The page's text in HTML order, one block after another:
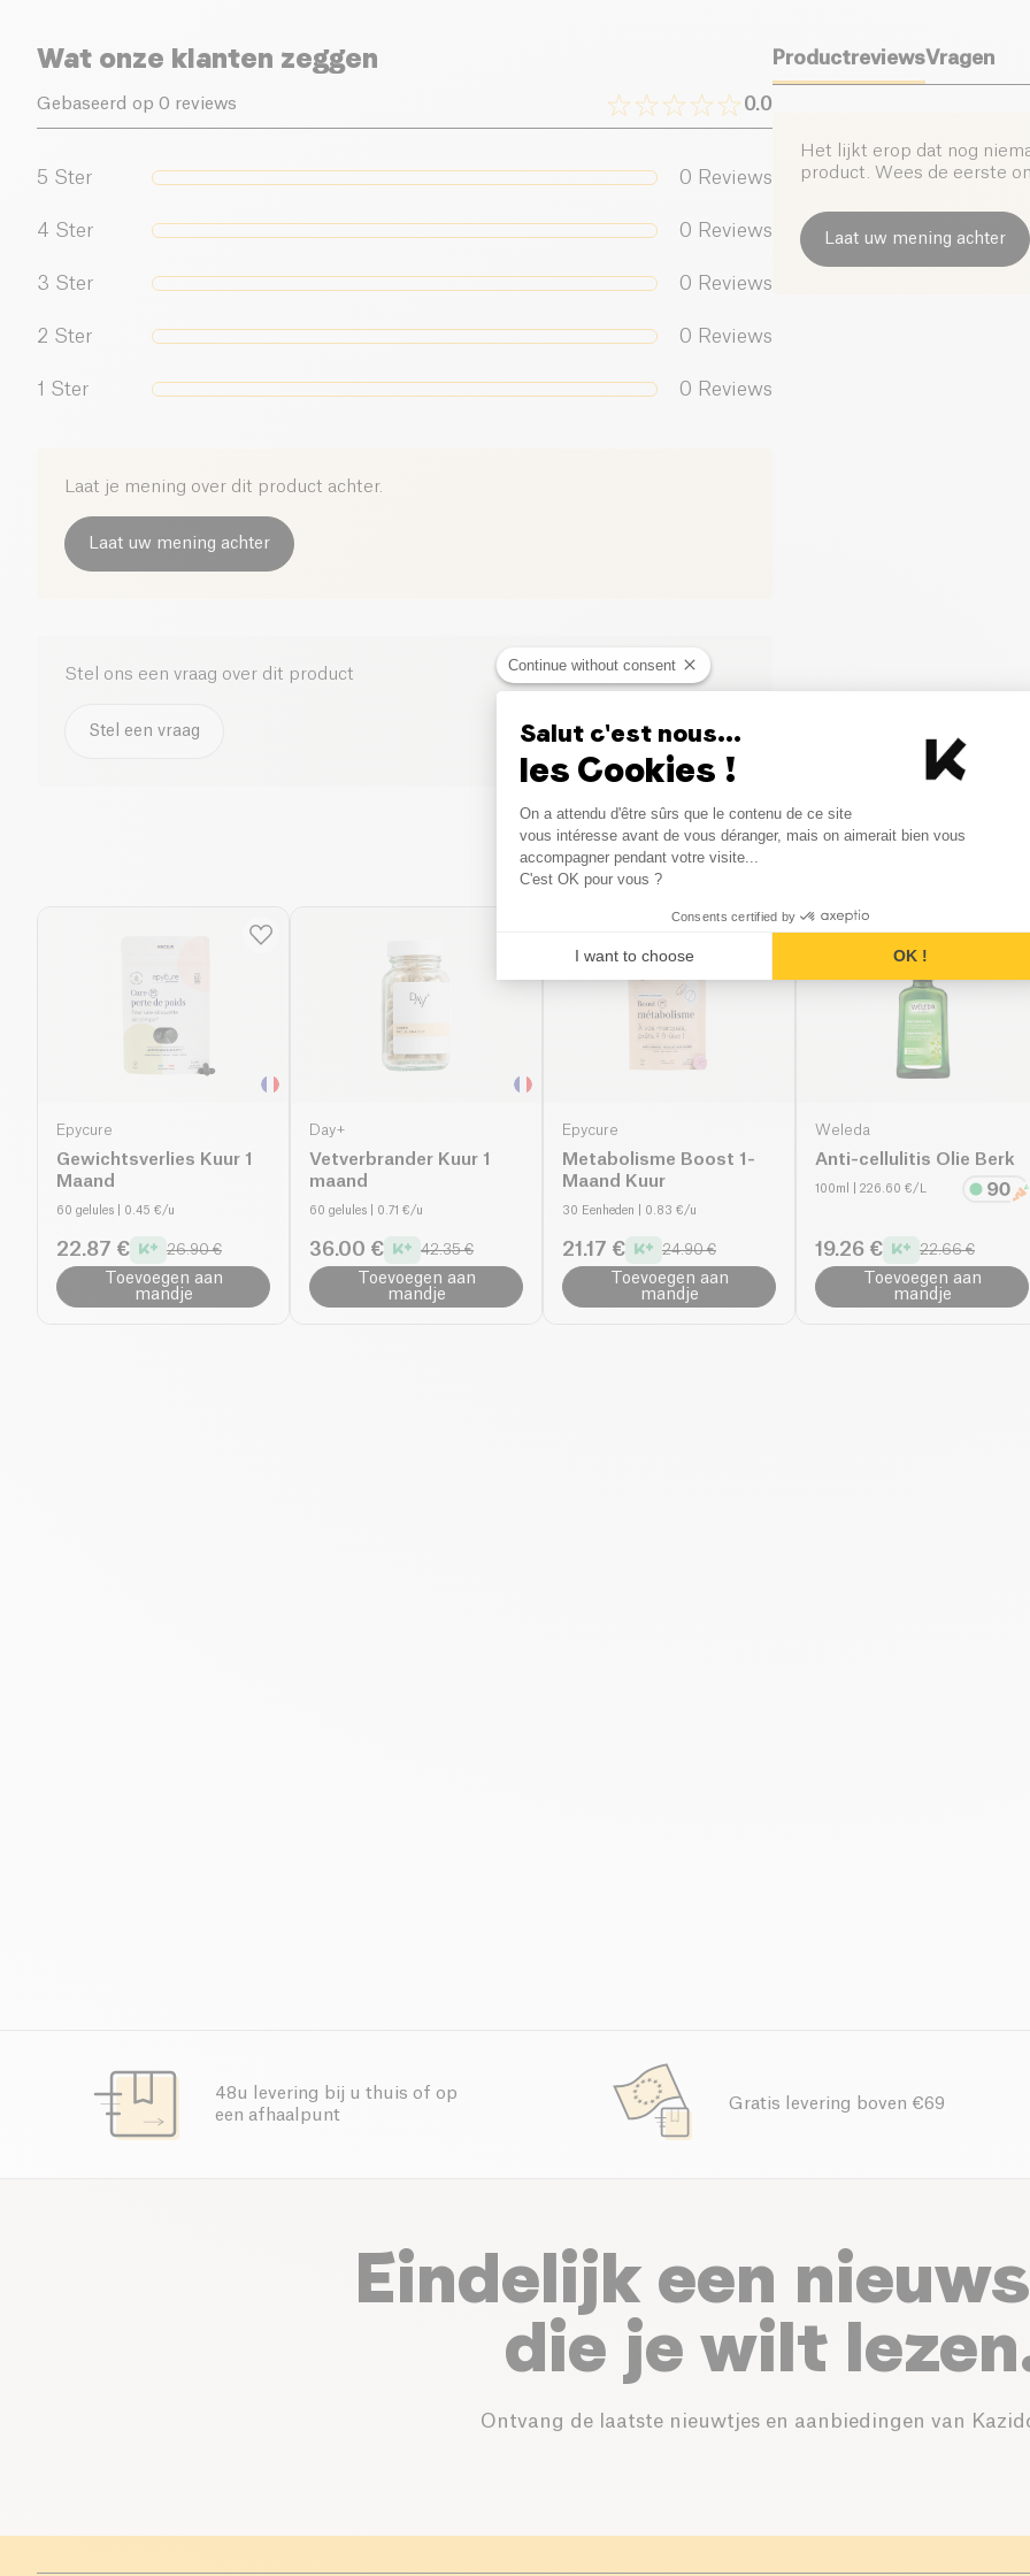
Elke doos bevat 60
Wat onze klanten zeggen
Gebaseerd op 0 reviews 0.0
5 Ster 0 Reviews
4 Ster 0 Reviews
3 Ster 0 Reviews
2 Ster 0 Reviews
1 Ster 0 Reviews
Laat je mening over dit product achter.
Laat uw mening achter
Stel ons een vraag over dit product
Stel een vraag
ProductreviewsVragen
Het lijkt erop dat nog
product. Wees de eerste
Laat uw mening achter
Vergelijkbare producten
Epycure
Gewichtsverlies Kuur 1
Maand
60 gelules | 0.45 €/u
22.87 € 26.90 €
Toevoegen aan
mandje
Day+
Vetverbrander Kuur 1
maand
60 gelules | 0.71 €/u
36.00 € 42.35 €
Toevoegen aan
mandje
Epycure
Metabolisme Boost 1-
Maand Kuur
30 Eenheden | 0.83 €/u
21.17 € 24.90 €
Toevoegen aan
mandje
Weleda
Anti-cellulitis Olie Berk
100ml | 226.60 €/L
19.26 € 22.66 €
Toevoegen aan
mandje
48u levering bij u thuis of op
een afhaalpunt
Gratis levering boven €69
Eindelijk een
die je wilt
Ontvang de laatste nieuwtjes en aanbiedingen van
Continue without consent
Salut c'est nous...
les Cookies !
Consent Management
On a attendu d'être sûrs que le contenu de ce site
vous intéresse avant de vous déranger, mais on aimerait bien vous
accompagner pendant votre visite...
C'est OK pour vous ?
Consents certified by
I want to choose OK !
Axeptio consent